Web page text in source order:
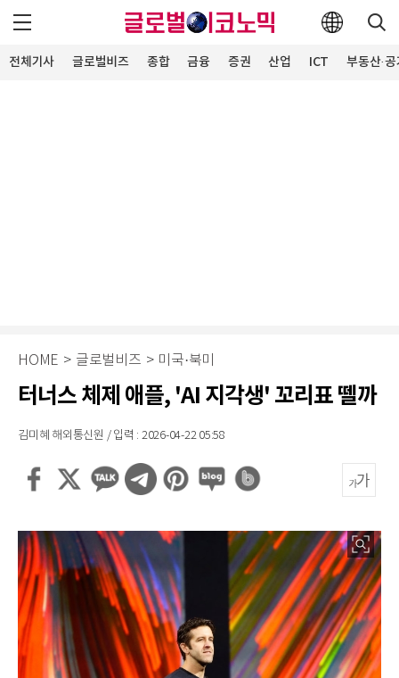
전체기사 글로벌비즈 종합 금융 증권 산업 ICT 부동산·
HOME > 글로벌비즈 > 미국·북미
터너스 체제 애플, 'AI 지각생' 꼬리표 뗄까
김미혜 해외통신원 / 입력 : 2026-04-22 05:58